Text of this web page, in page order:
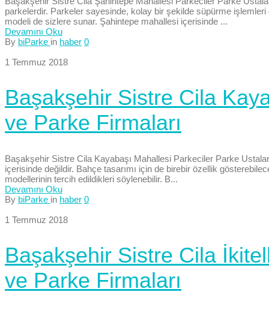
parkelerdir. Parkeler sayesinde, kolay bir şekilde süpürme
modeli de sizlere sunar. Şahintepe mahallesi içerisinde ...
Devamını Oku
By biParke in haber 0
1 Temmuz 2018
Başakşehir Sistre Cila
ve Parke Firmaları
Başakşehir Sistre Cila Kayabaşı Mahallesi Parkeciler Parke
içerisinde değildir. Bahçe tasarımı için de birebir özellik
modellerinin tercih edildikleri söylenebilir. B...
Devamını Oku
By biParke in haber 0
1 Temmuz 2018
Başakşehir Sistre Cila
ve Parke Firmaları